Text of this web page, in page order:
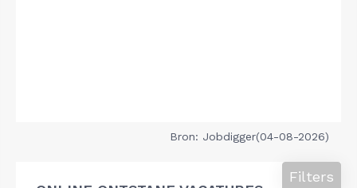
Bron: Jobdigger(04-08-2026)
Filters